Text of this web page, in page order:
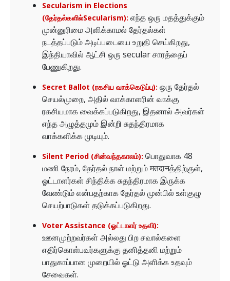
Secularism in Elections
(தேர்தல்களில்Secularism): எந்த ஒரு மதத்துக்கும்
முன்னுரிமை அளிக்காமல் தேர்தல்கள்
நடத்தப்படும் அடிப்படையை உறுதி செய்கிறது,
இந்தியாவில் ஆட்சி ஒரு secular சாரத்தைப்
பேணுகிறது.
Secret Ballot (ரகசிய வாக்கெடுப்பு): ஒரு தேர்தல்
செயல்முறை, அதில் வாக்காளரின் வாக்கு
ரகசியமாக வைக்கப்படுகிறது, இதனால் அவர்கள்
எந்த அழுத்தமும் இன்றி சுதந்திரமாக
வாக்களிக்க முடியும்.
Silent Period (சின்வந்தகாலம்): பொதுவாக 48
மணி நேரம், தேர்தல் நாள் மற்றும் मतदानத்திற்குள்,
ஓட்டாளர்கள் சிந்திக்க சுதந்திரமாக இருக்க
வேண்டும் என்பதற்காக தேர்தல் முன்பில் உள்குழு
செயற்பாடுகள் தடுக்கப்படுகிறது.
Voter Assistance (ஓட்டாளர் உதவி):
ஊனமுற்றவர்கள் அல்லது பிற சவால்களை
எதிர்கொள்பவர்களுக்கு தனித்தனி மற்றும்
பாதுகாப்பான முறையில் ஓட்டு அளிக்க உதவும்
சேவைகள்.